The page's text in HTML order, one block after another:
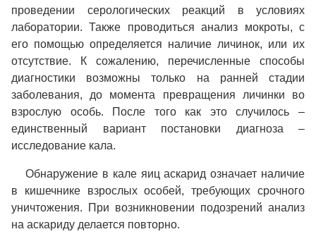
проведении серологических реакций в условиях
лаборатории. Также проводиться анализ мокроты, с
его помощью определяется наличие личинок, или их
отсутствие. К сожалению, перечисленные способы
диагностики возможны только на ранней стадии
заболевания, до момента превращения личинки во
взрослую особь. После того как это случилось –
единственный вариант постановки диагноза –
исследование кала.
Обнаружение в кале яиц аскарид означает наличие
в кишечнике взрослых особей, требующих срочного
уничтожения. При возникновении подозрений анализ
на аскариду делается повторно.